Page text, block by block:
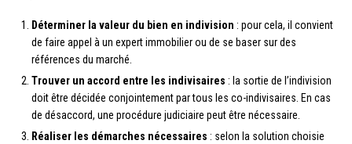
Déterminer la valeur du bien en indivision : pour cela, il convient
de faire appel à un expert immobilier ou de se baser sur des
références du marché.
Trouver un accord entre les indivisaires : la sortie de l’indivision
doit être décidée conjointement par tous les co-indivisaires. En cas
de désaccord, une procédure judiciaire peut être nécessaire.
Réaliser les démarches nécessaires : selon la solution choisie